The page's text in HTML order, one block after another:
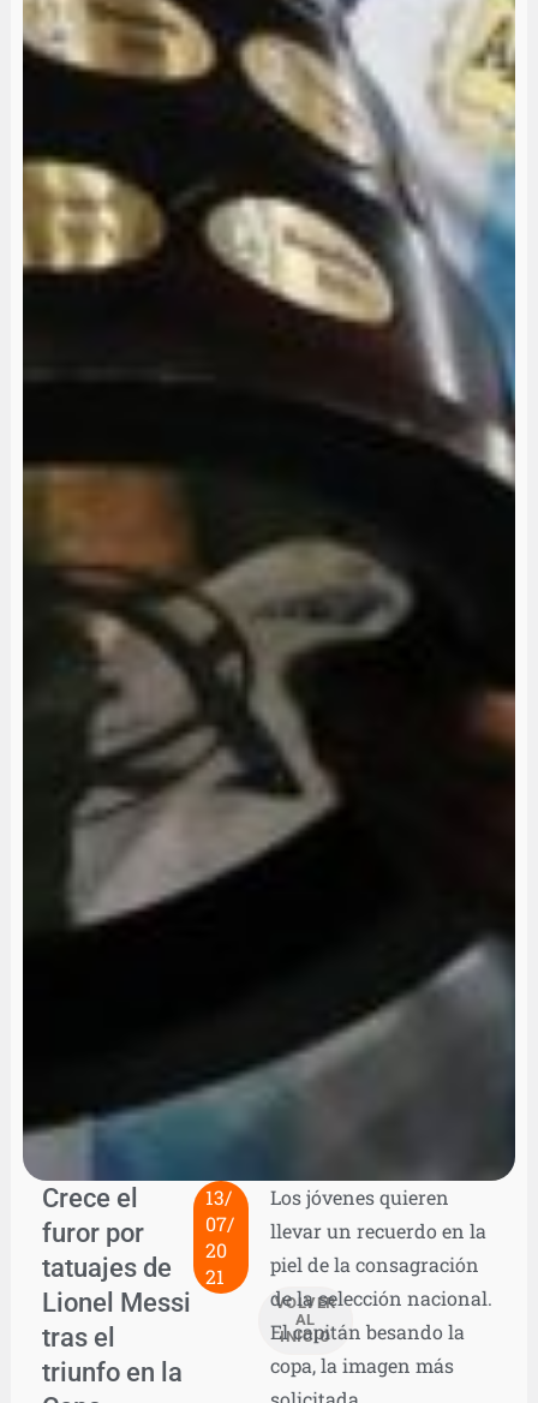
Crece el
furor por
tatuajes de
Lionel Messi
tras el
triunfo en la
13/
07/
20
21
VOLVER
AL
INICIO
Los jóvenes quieren
llevar un recuerdo en la
piel de la consagración
de la selección nacional.
El capitán besando la
copa, la imagen más